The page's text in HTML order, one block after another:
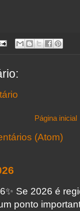
Página inicial
(Atom)
Se 2026 é
ponto